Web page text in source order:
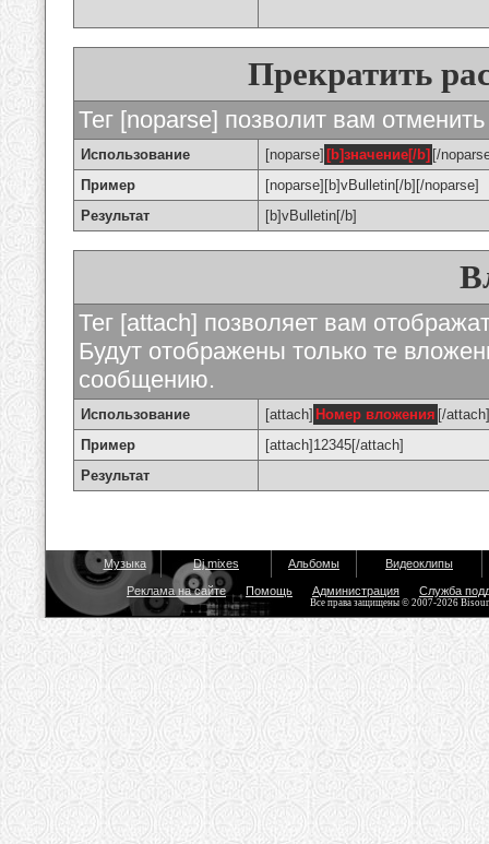
Прекратить
Тег [noparse] позволит вам
Использование [noparse] [b]значение[/b] [/
Пример
[noparse][b]vBulletin[/b][/noparse]
Результат
[b]vBulletin[/b]
Тег [attach] позволяет вам
Будут отображены только те
сообщению.
Использование [attach] Номер вложения [/attach]
Пример
[attach]12345[/attach]
Результат
Музыка Dj mixes Альбомы Видеоклипы
Реклама на сайте Помощь Администрация Служба
Все права защищены © 2007-2026